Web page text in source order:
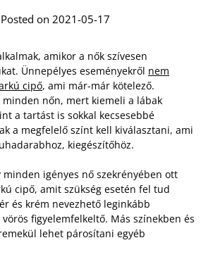
Posted on 2021-05-17
amikor a nők szívesen
Ünnepélyes eseményekről nem
cipő, ami már-már kötelező.
nőn, mert kiemeli a lábak
a tartást is sokkal kecsesebbé
a megfelelő színt kell kiválasztani, ami
kiegészítőhöz.
igényes nő szekrényében ott
cipő, amit szükség esetén fel tud
és krém nevezhető leginkább
figyelemfelkeltő. Más színekben és
lehet párosítani egyéb